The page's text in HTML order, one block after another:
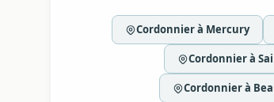
Cordonnier à Mercury
Cordonnier à
Cordonnier à